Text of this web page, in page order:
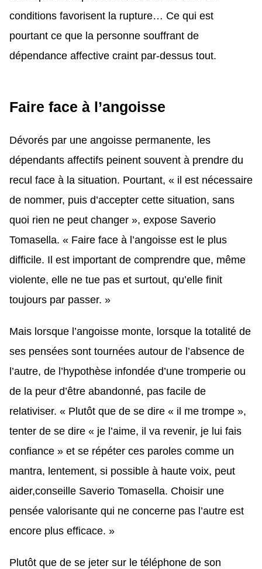
conditions favorisent la rupture… Ce qui est
pourtant ce que la personne souffrant de
dépendance affective craint par-dessus tout.
Faire face à l’angoisse
Dévorés par une angoisse permanente, les
dépendants affectifs peinent souvent à prendre du
recul face à la situation. Pourtant, « il est nécessaire
de nommer, puis d’accepter cette situation, sans
quoi rien ne peut changer », expose Saverio
Tomasella. « Faire face à l’angoisse est le plus
difficile. Il est important de comprendre que, même
violente, elle ne tue pas et surtout, qu’elle finit
toujours par passer. »
Mais lorsque l’angoisse monte, lorsque la totalité de
ses pensées sont tournées autour de l’absence de
l’autre, de l’hypothèse infondée d’une tromperie ou
de la peur d’être abandonné, pas facile de
relativiser. « Plutôt que de se dire « il me trompe »,
tenter de se dire « je l’aime, il va revenir, je lui fais
confiance » et se répéter ces paroles comme un
mantra, lentement, si possible à haute voix, peut
aider,conseille Saverio Tomasella. Choisir une
pensée valorisante qui ne concerne pas l’autre est
encore plus efficace. »
Plutôt que de se jeter sur le téléphone de son